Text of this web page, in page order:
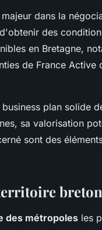
dans la
des
en Bretagne,
de France
plan solide
sa valorisation
sont des
breton
des métropoles les